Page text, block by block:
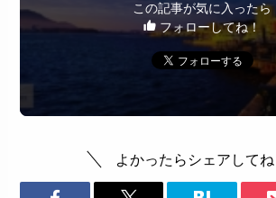
この記事が気に入ったら
フォローしてね！
よかったらシェアしてね